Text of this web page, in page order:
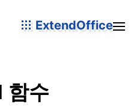
ExtendOffice
함수